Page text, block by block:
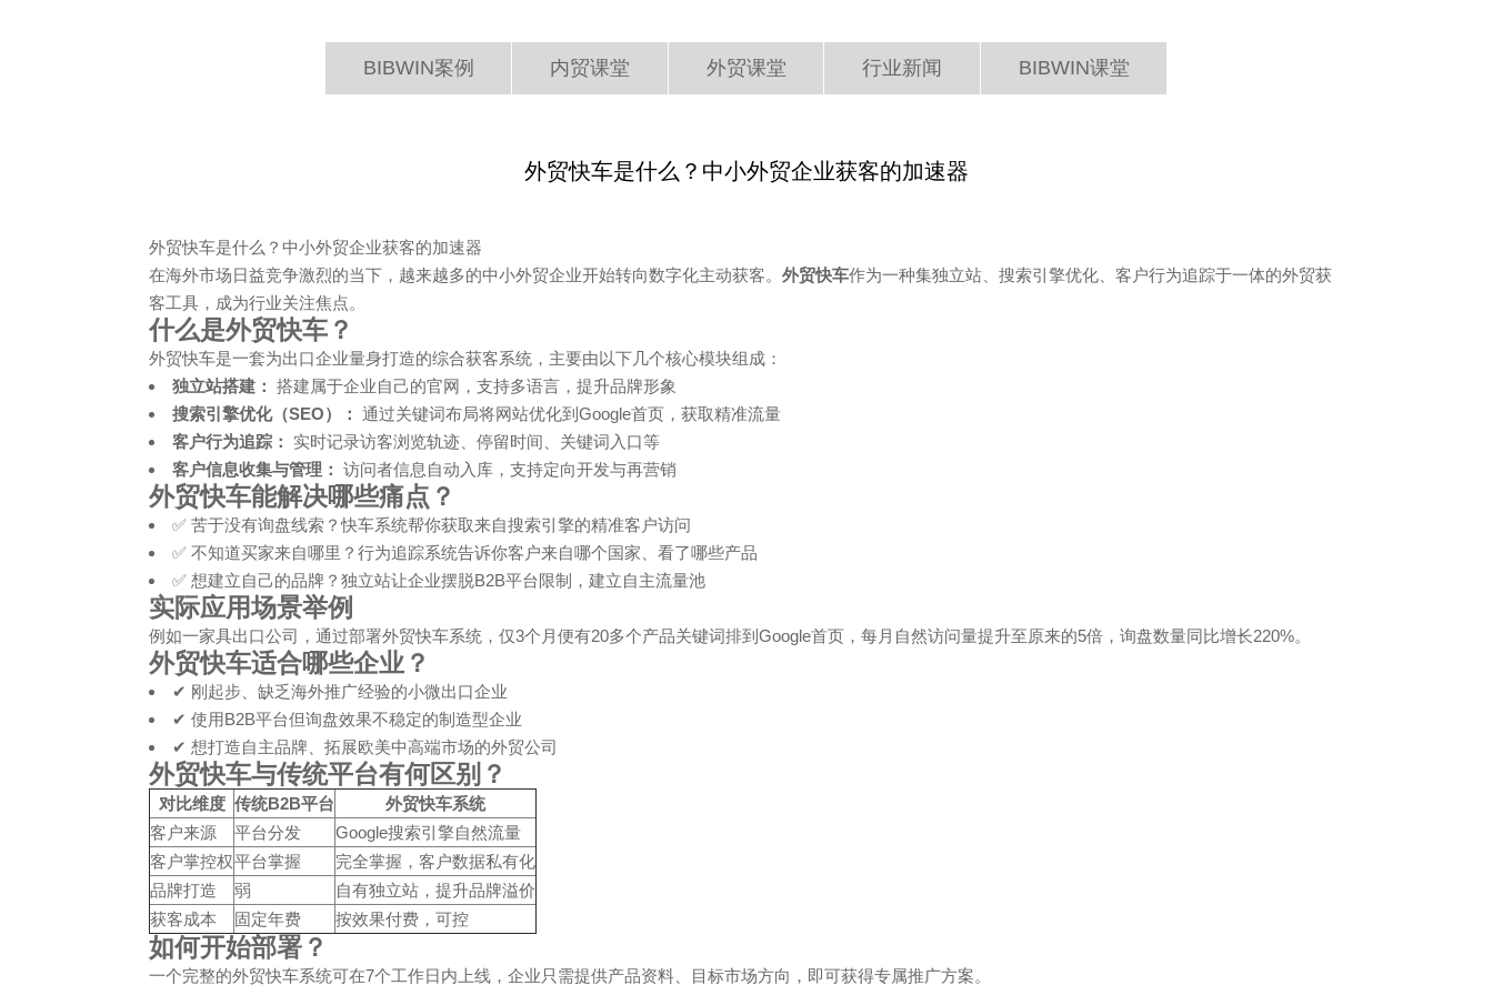
BIBWIN案例 内贸课堂 外贸课堂 行业新闻 BIBWIN课堂
外贸快车是什么？中小外贸企业获客的加速器
外贸快车是什么？中小外贸企业获客的加速器
在海外市场日益竞争激烈的当下，越来越多的中小外贸企业开始转向数字化主动获客。外贸快车作为一种集独立站、搜索引擎优化、客户行为追踪于一体的外贸获
客工具，成为行业关注焦点。
什么是外贸快车？
外贸快车是一套为出口企业量身打造的综合获客系统，主要由以下几个核心模块组成：
独立站搭建： 搭建属于企业自己的官网，支持多语言，提升品牌形象
搜索引擎优化（SEO）： 通过关键词布局将网站优化到Google首页，获取精准流量
客户行为追踪：
实时记录访客浏览轨迹、停留时间、关键词入口等
客户信息收集与管理： 访问者信息自动入库，支持定向开发与再营销
外贸快车能解决哪些痛点？
✅ 苦于没有询盘线索？快车系统帮你获取来自搜索引擎的精准客户访问
✅ 不知道买家来自哪里？行为追踪系统告诉你客户来自哪个国家、看了哪些产品
✅ 想建立自己的品牌？独立站让企业摆脱B2B平台限制，建立自主流量池
实际应用场景举例
例如一家具出口公司，通过部署外贸快车系统，仅3个月便有20多个产品关键词排到Google首页，每月自然访问量提升至原来的5倍，询盘数量同比增长220%。
外贸快车适合哪些企业？
✔ 刚起步、缺乏海外推广经验的小微出口企业
✔ 使用B2B平台但询盘效果不稳定的制造型企业
✔ 想打造自主品牌、拓展欧美中高端市场的外贸公司
外贸快车与传统平台有何区别？
对比维度 传统B2B平台
外贸快车系统
客户来源
平台分发
Google搜索引擎自然流量
客户掌控权平台掌握
完全掌握，客户数据私有化
品牌打造
弱
自有独立站，提升品牌溢价
获客成本
固定年费 按效果付费，可控
如何开始部署？
一个完整的外贸快车系统可在7个工作日内上线，企业只需提供产品资料、目标市场方向，即可获得专属推广方案。